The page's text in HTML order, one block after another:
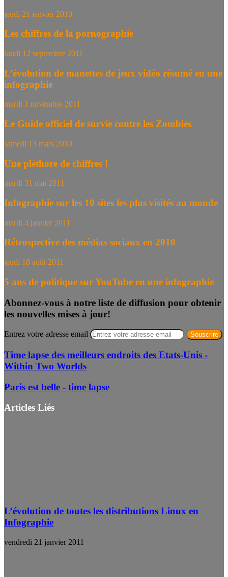
jeudi 21 janvier 2010
Les chiffres de la pornographie
lundi 12 septembre 2011
L’évolution de manettes de jeux vidéo résumé en une
infographie
mardi 1 novembre 2011
Le Guide officiel de survie contre les Zombies
samedi 13 mars 2010
Une pléthore de chiffres !
mardi 31 mai 2011
Infographie sur les 10 sites les plus visités au monde
mardi 4 janvier 2011
Rétrospective des médias sociaux en 2010
jeudi 18 août 2011
5 ans de politique sur YouTube en une infographie
Abonnez-vous à notre liste de diffusion pour obtenir
les nouvelles mises à jour!
Entrez votre adresse email
Time lapse des meilleurs endroits des Etats-Unis -
Within Two Worlds
Paris est belle - time lapse
Articles Liés
L’évolution de toutes les distributions Linux en
Infographie
vendredi 21 janvier 2011